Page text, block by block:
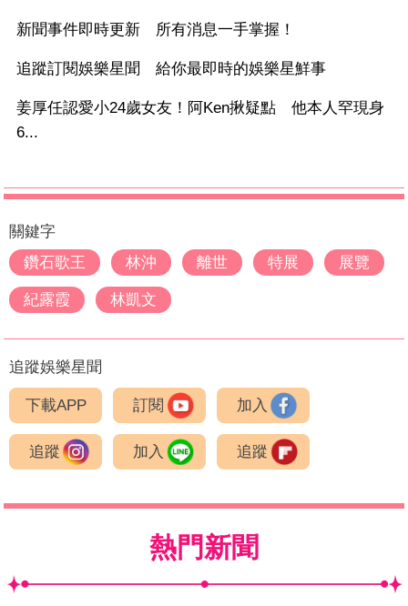
新聞事件即時更新 所有消息一手掌握！
追蹤訂閱娛樂星聞 給你最即時的娛樂星鮮事
姜厚任認愛小24歲女友！阿Ken揪疑點 他本人罕現身
6...
關鍵字
鑽石歌王
林沖 離世 特展 展覽
紀露霞 林凱文
追蹤娛樂星聞
下載APP 訂閱 加入
追蹤 加入 追蹤
熱門新聞